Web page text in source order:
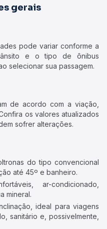
gerais
pode variar conforme a
e o tipo de ônibus
selecionar sua passagem.
de acordo com a viação,
os valores atualizados
sofrer alterações.
do tipo convencional
até 45º e banheiro.
ar-condicionado,
mineral.
ideal para viagens
sanitário e, possivelmente,